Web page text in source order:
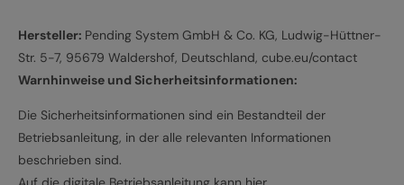
Hersteller: Pending System GmbH & Co. KG, Ludwig-Hüttner-
Str. 5-7, 95679 Waldershof, Deutschland, cube.eu/contact
Warnhinweise und Sicherheitsinformationen:
Die Sicherheitsinformationen sind ein Bestandteil der
Betriebsanleitung, in der alle relevanten Informationen
beschrieben sind.